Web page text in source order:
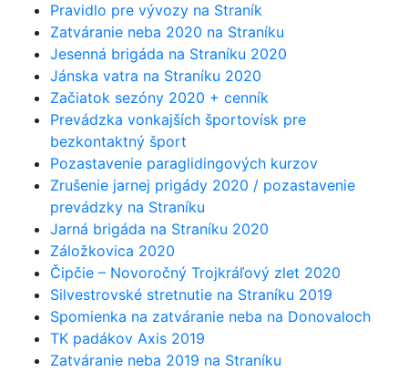
Pravidlo pre vývozy na Straník
Zatváranie neba 2020 na Straníku
Jesenná brigáda na Straníku 2020
Jánska vatra na Straníku 2020
Začiatok sezóny 2020 + cenník
Prevádzka vonkajších športovísk pre
bezkontaktný šport
Pozastavenie paraglidingových kurzov
Zrušenie jarnej prigády 2020 / pozastavenie
prevádzky na Straníku
Jarná brigáda na Straníku 2020
Záložkovica 2020
Čipčie – Novoročný Trojkráľový zlet 2020
Silvestrovské stretnutie na Straníku 2019
Spomienka na zatváranie neba na Donovaloch
TK padákov Axis 2019
Zatváranie neba 2019 na Straníku